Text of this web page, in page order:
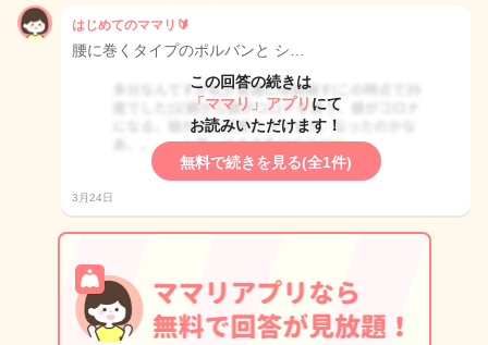
はじめてのママリ🔰
腰に巻くタイプのポルバンと シ…
この回答の続きは
「ママリ」アプリ にて
お読みいただけます！
無料で続きを見る(全1件)
3月24日